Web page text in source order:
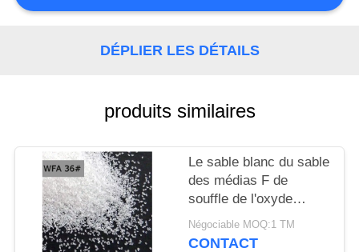
NOUVELLES
CITATION
PLAN
SITE
DÉPLIER LES DÉTAILS
produits similaires
Le sable blanc du sable
des médias F de
souffle de l'oxyde
d'aluminium Al2O3
99,3%/P métallisé/a
Négociable MOQ:1 TM
CONTACT